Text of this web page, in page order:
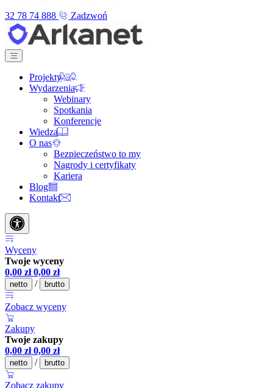
32 78 74 888
Zadzwoń
Projekty
Wydarzenia
Webinary
Spotkania
Konferencje
Wiedza
O nas
Bezpieczeństwo to my
Nagrody i certyfikaty
Kariera
Blog
Kontakt
Wyceny
Twoje wyceny
0,00 zł 0,00 zł
netto / brutto
Zobacz wyceny
Zakupy
Twoje zakupy
0,00 zł 0,00 zł
netto / brutto
Zobacz zakupy